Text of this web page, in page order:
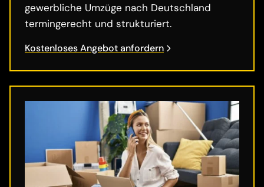
gewerbliche Umzüge nach Deutschland
termingerecht und strukturiert.
Kostenloses Angebot anfordern